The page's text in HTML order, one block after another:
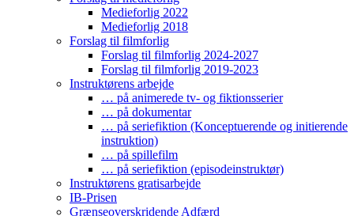
Medieforlig 2022
Medieforlig 2018
Forslag til filmforlig
Forslag til filmforlig 2024-2027
Forslag til filmforlig 2019-2023
Instruktørens arbejde
… på animerede tv- og fiktionsserier
… på dokumentar
… på seriefiktion (Konceptuerende og initierende
instruktion)
… på spillefilm
… på seriefiktion (episodeinstruktør)
Instruktørens gratisarbejde
IB-Prisen
Grænseoverskridende Adfærd